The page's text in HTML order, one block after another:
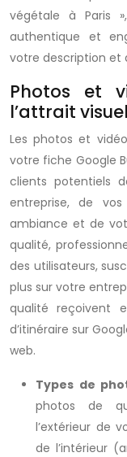
végétale à Paris
authentique et
votre description et
Photos et
l’attrait visuel
Les photos et
votre fiche Google
clients potentiels
entreprise, de
ambiance et de
qualité,
des utilisateurs,
plus sur votre
qualité reçoivent
d’itinéraire sur
web.
Types de
photos de
l’extérieur de
de l’intérieur